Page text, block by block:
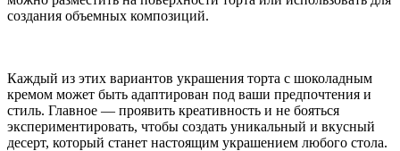
создания объемных композиций.
Каждый из этих вариантов украшения торта с шоколадным
кремом может быть адаптирован под ваши предпочтения и
стиль. Главное — проявить креативность и не бояться
экспериментировать, чтобы создать уникальный и вкусный
десерт, который станет настоящим украшением любого стола.